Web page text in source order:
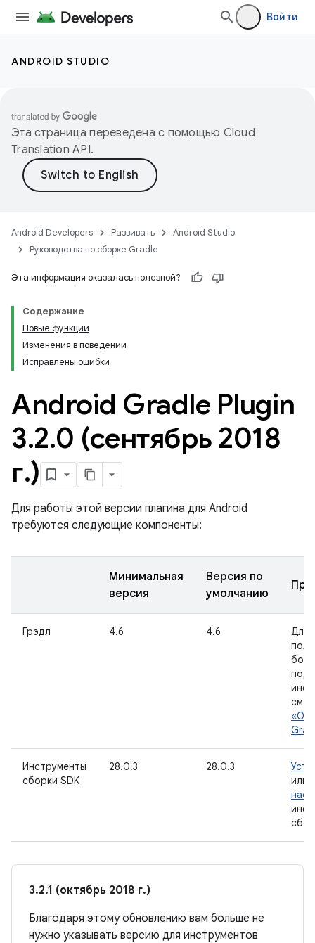
Войти
ANDROID STUDIO
Эта страница переведена с помощью Cloud
Translation API.
Android Developers Развивать
Android Studio
Руководства по сборке Gradle
Эта информация оказалась полезной?
Содержание
Новые функции
Изменения в поведении
Исправлены ошибки
Android Gradle Plugin
3.2.0 (сентябрь 2018
г.)
Для работы этой версии плагина для Android
требуются следующие компоненты:
Минимальная
версия
Версия по
умолчанию
Грэдл 4.6 4.6
Для
см.
Инструменты
сборки SDK
28.0.3 28.0.3
или
3.2.1 (октябрь 2018 г.)
Благодаря этому обновлению вам больше не
нужно указывать версию для инструментов